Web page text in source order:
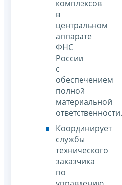
комплексов
в
центральном
аппарате
ФНС
России
с
обеспечением
полной
материальной
ответственности.
Координирует
службы
технического
заказчика
по